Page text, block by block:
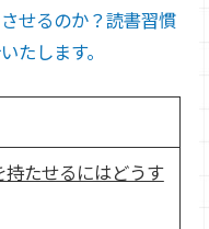
せるのか？読書習慣
たします。
たせるにはどうす